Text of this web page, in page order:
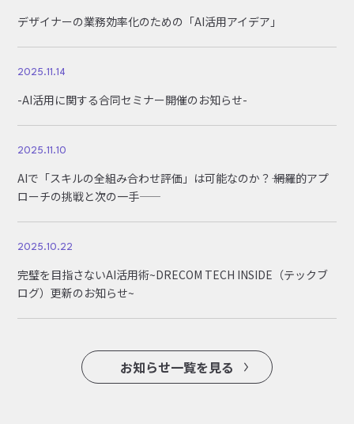
デザイナーの業務効率化のための「AI活用アイデア」
2025.11.14
-AI活用に関する合同セミナー開催のお知らせ-
2025.11.10
AIで「スキルの全組み合わせ評価」は可能なのか？―― 網羅的アプ
ローチの挑戦と次の一手――
2025.10.22
完璧を目指さないAI活用術~DRECOM TECH INSIDE（テックブ
ログ）更新のお知らせ~
お知らせ一覧を見る